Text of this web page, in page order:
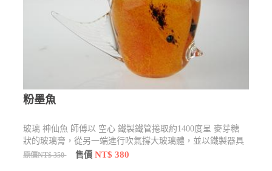
粉墨魚
玻璃 神仙魚 師傅以 空心 鐵製鐵管捲取約1400度呈 麥芽糖
狀的玻璃膏，從另一端進行吹氣撐大玻璃體，並以鐵製器具
加以塑形製作 適合 送禮 自用 擺飾
原價NT$ 350 售價NT$ 380